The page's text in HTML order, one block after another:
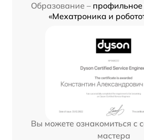
Образование – профильное
«Мехатроника и
Вы можете ознакомиться с
мастера